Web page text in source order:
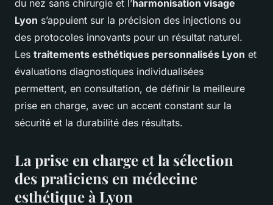
du nez sans chirurgie et l’harmonisation visage
Lyon s’appuient sur la précision des injections ou
des protocoles innovants pour un résultat naturel.
Les traitements esthétiques personnalisés Lyon et
évaluations diagnostiques individualisées
permettent, en consultation, de définir la meilleure
prise en charge, avec un accent constant sur la
sécurité et la durabilité des résultats.
La prise en charge et la sélection
des praticiens en médecine
esthétique à Lyon